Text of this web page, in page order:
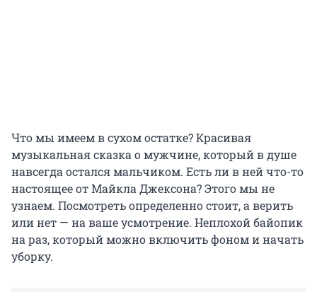
Что мы имеем в сухом остатке? Красивая
музыкальная сказка о мужчине, который в душе
навсегда остался мальчиком. Есть ли в ней что-то
настоящее от Майкла Джексона? Этого мы не
узнаем. Посмотреть определенно стоит, а верить
или нет — на ваше усмотрение. Неплохой байопик
на раз, который можно включить фоном и начать
уборку.